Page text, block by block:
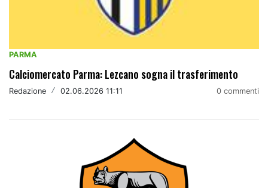
PARMA
Calciomercato Parma: Lezcano sogna il trasferimento
Redazione / 02.06.2026 11:11 0 commenti